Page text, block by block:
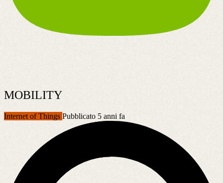
MOBILITY
Internet of Things Pubblicato 5 anni fa